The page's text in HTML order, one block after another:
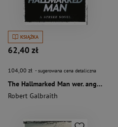
KSIĄŻKA
62,40 zł
104,00 zł - sugerowana cena detaliczna
The Hallmarked Man wer. angielska
Robert Galbraith